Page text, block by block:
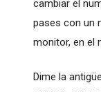
cambiar el
pases con un
monitor, en el
Dime la